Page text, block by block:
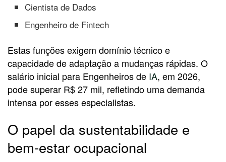
Cientista de Dados
Engenheiro de Fintech
Estas funções exigem domínio técnico e
capacidade de adaptação a mudanças rápidas. O
salário inicial para Engenheiros de IA, em 2026,
pode superar R$ 27 mil, refletindo uma demanda
intensa por esses especialistas.
O papel da sustentabilidade e
bem-estar ocupacional